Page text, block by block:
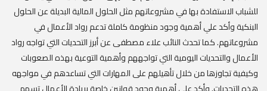
للشباب الاستفادة بها في مشروعاتهم مثل الحلول المالية البديلة عن الحلول
البنكية وأكد علي أهمية وجود منظومة كاملة تدعم رواد الأعمال في
مشروعاتهم. ‏‎كما تحدث النائب علاء مصطفى عن أبرز التحديات التي تواجه رواد
الأعمال والتحديات اليومية التي تواجههم وأهمية التوعية بهذه الصعوبات
وكيفية تجاوزها من خلال تأهيلهم على المهارات التي تساعدهم في مواجهه